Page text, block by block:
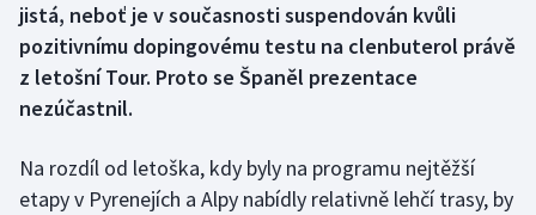
Judo
Krasobruslení
Lyže a snowboard
jistá, neboť je v současnosti suspendován kvůli
pozitivnímu dopingovému testu na clenbuterol právě
z letošní Tour. Proto se Španěl prezentace
nezúčastnil.
Na rozdíl od letoška, kdy byly na programu nejtěžší
etapy v Pyrenejích a Alpy nabídly relativně lehčí trasy, by